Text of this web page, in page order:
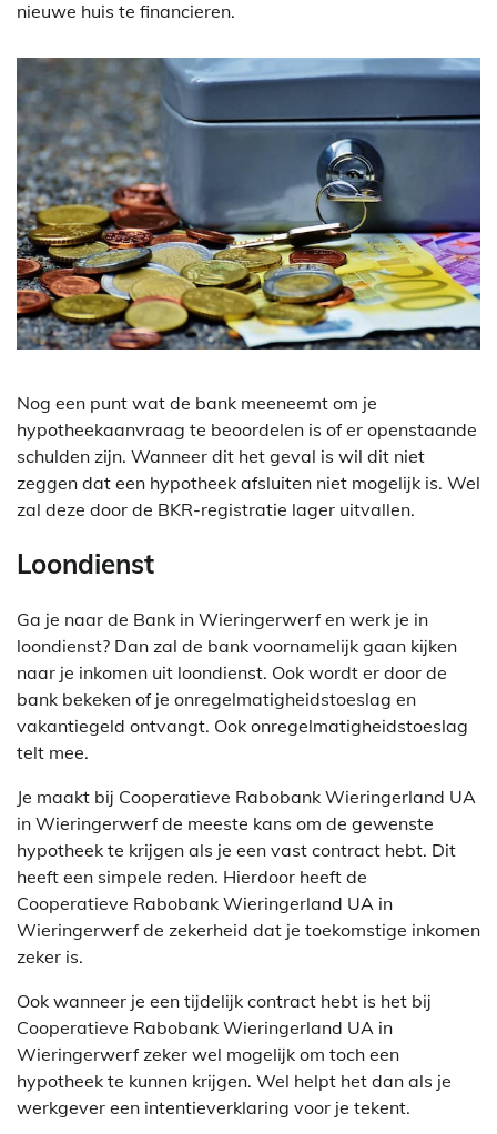
nieuwe huis te financieren.
Nog een punt wat de bank meeneemt om je
hypotheekaanvraag te beoordelen is of er openstaande
schulden zijn. Wanneer dit het geval is wil dit niet
zeggen dat een hypotheek afsluiten niet mogelijk is. Wel
zal deze door de BKR-registratie lager uitvallen.
Loondienst
Ga je naar de Bank in Wieringerwerf en werk je in
loondienst? Dan zal de bank voornamelijk gaan kijken
naar je inkomen uit loondienst. Ook wordt er door de
bank bekeken of je onregelmatigheidstoeslag en
vakantiegeld ontvangt. Ook onregelmatigheidstoeslag
telt mee.
Je maakt bij Cooperatieve Rabobank Wieringerland UA
in Wieringerwerf de meeste kans om de gewenste
hypotheek te krijgen als je een vast contract hebt. Dit
heeft een simpele reden. Hierdoor heeft de
Cooperatieve Rabobank Wieringerland UA in
Wieringerwerf de zekerheid dat je toekomstige inkomen
zeker is.
Ook wanneer je een tijdelijk contract hebt is het bij
Cooperatieve Rabobank Wieringerland UA in
Wieringerwerf zeker wel mogelijk om toch een
hypotheek te kunnen krijgen. Wel helpt het dan als je
werkgever een intentieverklaring voor je tekent.